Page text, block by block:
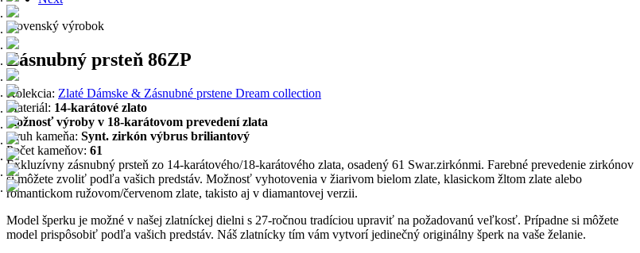
Slovenský výrobok
Zásnubný prsteň 86ZP
Kolekcia: Zlaté Dámske & Zásnubné prstene Dream collection
Materiál: 14-karátové zlato
možnosť výroby v 18-karátovom prevedení zlata
Druh kameňa: Synt. zirkón výbrus briliantový
Počet kameňov: 61
Exkluzívny zásnubný prsteň zo 14-karátového/18-karátového zlata, osadený 61 Swar.zirkónmi. Farebné prevedenie zirkónov
si môžete zvoliť podľa vašich predstáv. Možnosť vyhotovenia v žiarivom bielom zlate, klasickom žltom zlate alebo
romantickom ružovom/červenom zlate, takisto aj v diamantovej verzii.
Model šperku je možné v našej zlatníckej dielni s 27-ročnou tradíciou upraviť na požadovanú veľkosť. Prípadne si môžete
model prispôsobiť podľa vašich predstáv. Náš zlatnícky tím vám vytvorí jedinečný originálny šperk na vaše želanie.